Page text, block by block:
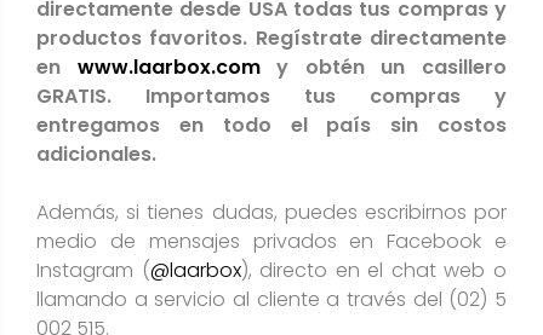
directamente desde USA todas tus compras y
productos favoritos. Regístrate directamente
en www.laarbox.comy obtén un casillero
GRATIS. Importamos tus compras y
entregamos en todo el país sin costos
adicionales.
Además, si tienes dudas, puedes escribirnos por
medio de mensajes privados en Facebook e
Instagram (@laarbox), directo en el chat web o
llamando a servicio al cliente a través del (02) 5
002 515.